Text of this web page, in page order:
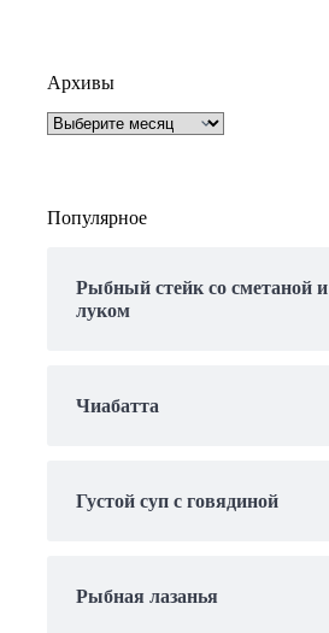
Архивы
Архивы
Популярное
Рыбный стейк со сметаной и
луком
Чиабатта
Густой суп с говядиной
Рыбная лазанья